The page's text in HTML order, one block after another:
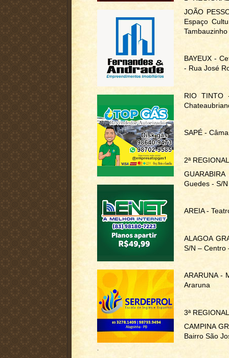
JOÃO
Espaço
Tambauzinho
BAYEUX -
- Rua José
RIO TINTO
SAPÉ -
2ª REGIONAL
Guedes - S/
AREIA -
ALAGOA
S/N – Centro
ARARUNA -
Araruna
3ª REGIONAL
CAMPINA
Bairro São